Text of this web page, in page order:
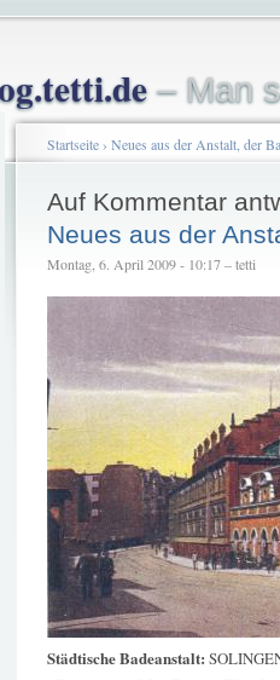
– Man
Startseite› Neues aus der Anstalt, der
Auf Kommentar
Neues aus der
Montag, 6. April 2009 - 10:17 – tetti
Städtische Badeanstalt: